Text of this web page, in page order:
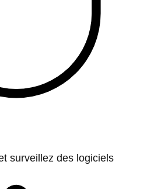
surveillez des logiciels